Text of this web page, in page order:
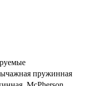
пружинная